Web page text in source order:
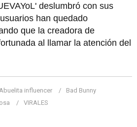
deslumbró con sus
han quedado
que la creadora de
al llamar la atención del
influencer
Bad Bunny
VIRALES